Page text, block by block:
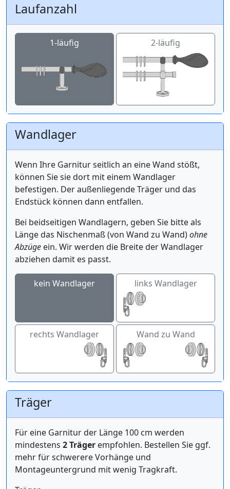
Laufanzahl
1-läufig 2-läufig
Wandlager
Wenn Ihre Garnitur seitlich an eine Wand stößt,
können Sie sie dort mit einem Wandlager
befestigen. Der außenliegende Träger und das
Endstück können dann entfallen.
Bei beidseitigen Wandlagern, geben Sie bitte als
Länge das Nischenmaß (von Wand zu Wand)ohne
Abzüge ein. Wir werden die Breite der Wandlager
abziehen damit es passt.
kein Wandlager links Wandlager
rechts Wandlager Wand zu Wand
Träger
Für eine Garnitur der Länge 100 cm werden
mindestens 2 Träger empfohlen. Bestellen Sie ggf.
mehr für schwerere Vorhänge und
Montageuntergrund mit wenig Tragkraft.